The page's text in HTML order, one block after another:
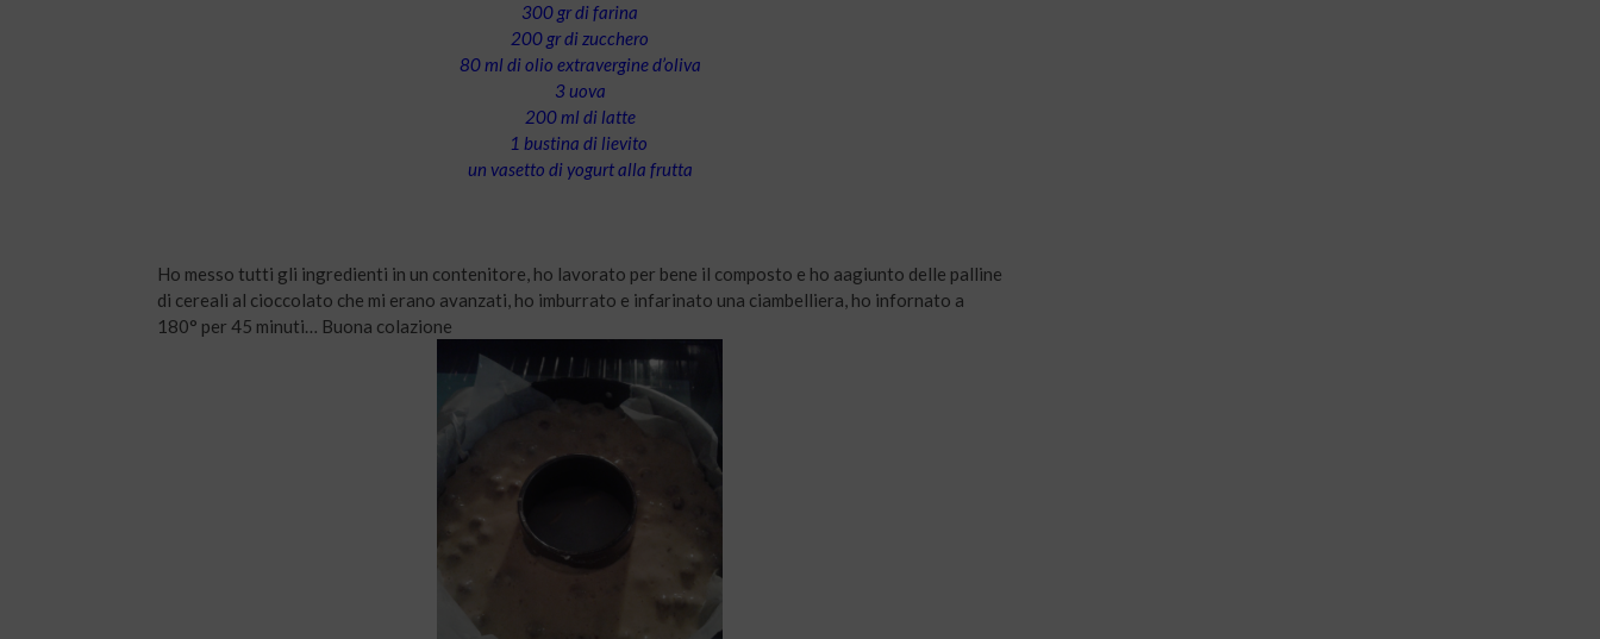
300 gr di farina
200 gr di zucchero
80 ml di olio extravergine d’oliva
3 uova
200 ml di latte
1 bustina di lievito
un vasetto di yogurt alla frutta
Ho messo tutti gli ingredienti in un contenitore, ho lavorato per bene il composto e ho aagiunto delle palline
di cereali al cioccolato che mi erano avanzati, ho imburrato e infarinato una ciambelliera, ho infornato a
180° per 45 minuti… Buona colazione